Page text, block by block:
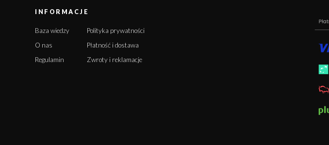
INFORMACJE
Baza wiedzy
O nas
Regulamin
Polityka prywatności
Płatność i dostawa
Zwroty i reklamacje